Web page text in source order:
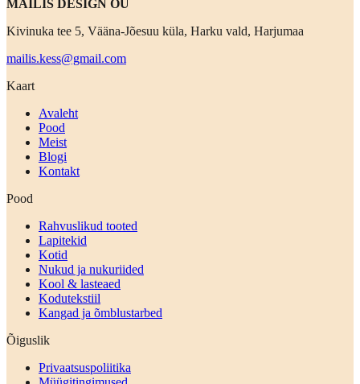
MAILIS DESIGN OÜ
Kivinuka tee 5, Vääna-Jõesuu küla, Harku vald, Harjumaa
mailis.kess@gmail.com
Kaart
Avaleht
Pood
Meist
Blogi
Kontakt
Pood
Rahvuslikud tooted
Lapitekid
Kotid
Nukud ja nukuriided
Kool & lasteaed
Kodutekstiil
Kangad ja õmblustarbed
Õiguslik
Privaatsuspoliitika